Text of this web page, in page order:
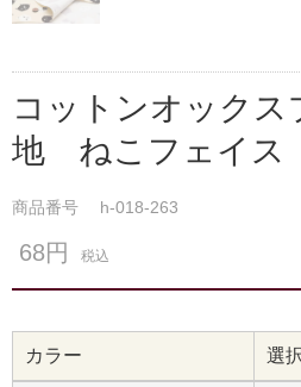
コットンオックス
地 ねこフェイス
商品番号 h-018-263
68円 税込
カラー 選